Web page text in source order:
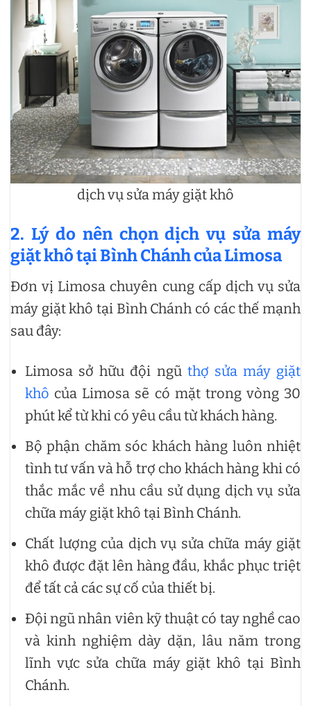
dịch vụ sửa máy giặt khô
2. Lý do nên chọn dịch vụ sửa máy
giặt khô tại Bình Chánh của Limosa
Đơn vị Limosa chuyên cung cấp dịch vụ sửa
máy giặt khô tại Bình Chánh có các thế mạnh
sau đây:
Limosa sở hữu đội ngũ thợ sửa máy giặt
khô của Limosa sẽ có mặt trong vòng 30
phút kể từ khi có yêu cầu từ khách hàng.
Bộ phận chăm sóc khách hàng luôn nhiệt
tình tư vấn và hỗ trợ cho khách hàng khi có
thắc mắc về nhu cầu sử dụng dịch vụ sửa
chữa máy giặt khô tại Bình Chánh.
Chất lượng của dịch vụ sửa chữa máy giặt
khô được đặt lên hàng đầu, khắc phục triệt
để tất cả các sự cố của thiết bị.
Đội ngũ nhân viên kỹ thuật có tay nghề cao
và kinh nghiệm dày dặn, lâu năm trong
lĩnh vực sửa chữa máy giặt khô tại Bình
Chánh.